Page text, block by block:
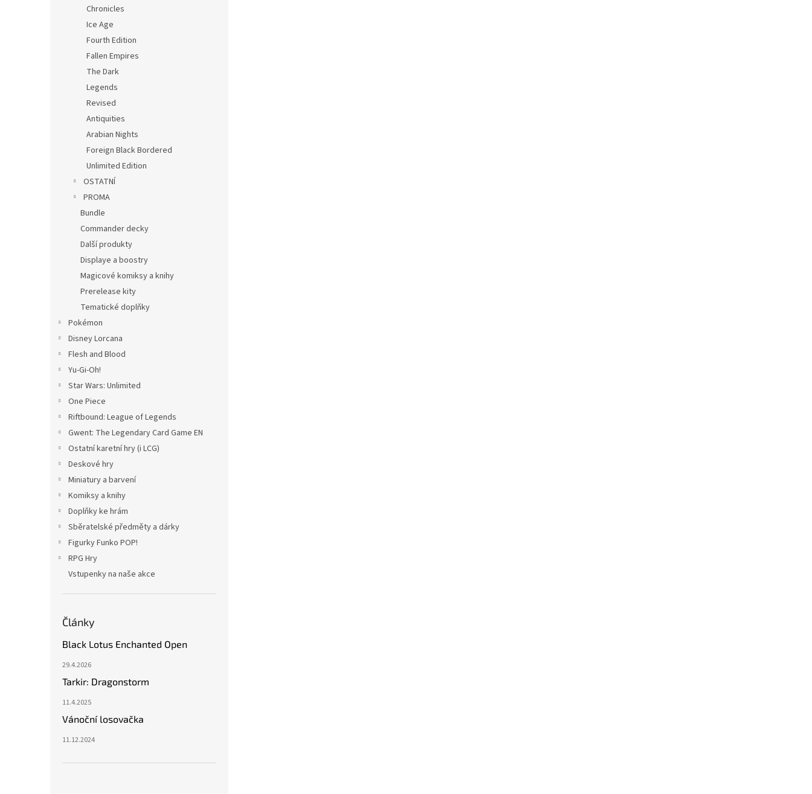
Chronicles
Ice Age
Fourth Edition
Fallen Empires
The Dark
Legends
Revised
Antiquities
Arabian Nights
Foreign Black Bordered
Unlimited Edition
OSTATNÍ
PROMA
Bundle
Commander decky
Další produkty
Displaye a boostry
Magicové komiksy a knihy
Prerelease kity
Tematické doplňky
Pokémon
Disney Lorcana
Flesh and Blood
Yu-Gi-Oh!
Star Wars: Unlimited
One Piece
Riftbound: League of Legends
Gwent: The Legendary Card Game EN
Ostatní karetní hry (i LCG)
Deskové hry
Miniatury a barvení
Komiksy a knihy
Doplňky ke hrám
Sběratelské předměty a dárky
Figurky Funko POP!
RPG Hry
Vstupenky na naše akce
Články
Black Lotus Enchanted Open
29.4.2026
Tarkir: Dragonstorm
11.4.2025
Vánoční losovačka
11.12.2024